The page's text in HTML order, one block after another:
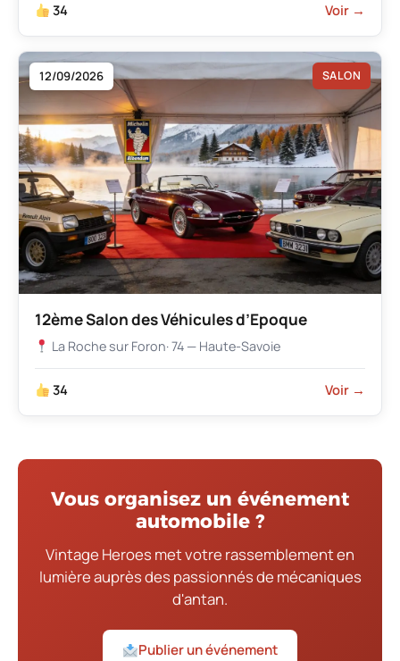
34 Voir →
12/09/2026 SALON
12ème Salon des Véhicules d’Epoque
La Roche sur Foron· 74 — Haute-Savoie
34 Voir →
Vous organisez un événement
automobile ?
Vintage Heroes met votre rassemblement en
lumière auprès des passionnés de mécaniques
d'antan.
Publier un événement